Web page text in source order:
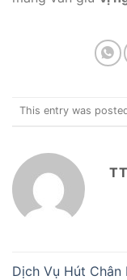
This entry was
Dịch Vụ Hút Chân